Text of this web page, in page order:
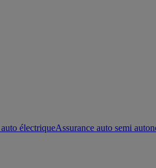
électriqueAssurance auto semi